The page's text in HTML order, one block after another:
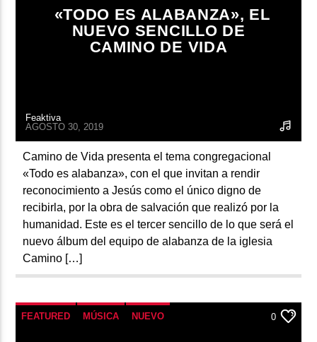
«TODO ES ALABANZA», EL
NUEVO SENCILLO DE
CAMINO DE VIDA
Feaktiva
AGOSTO 30, 2019
Camino de Vida presenta el tema congregacional
«Todo es alabanza», con el que invitan a rendir
reconocimiento a Jesús como el único digno de
recibirla, por la obra de salvación que realizó por la
humanidad. Este es el tercer sencillo de lo que será el
nuevo álbum del equipo de alabanza de la iglesia
Camino […]
FEATURED MÚSICA NUEVO 0